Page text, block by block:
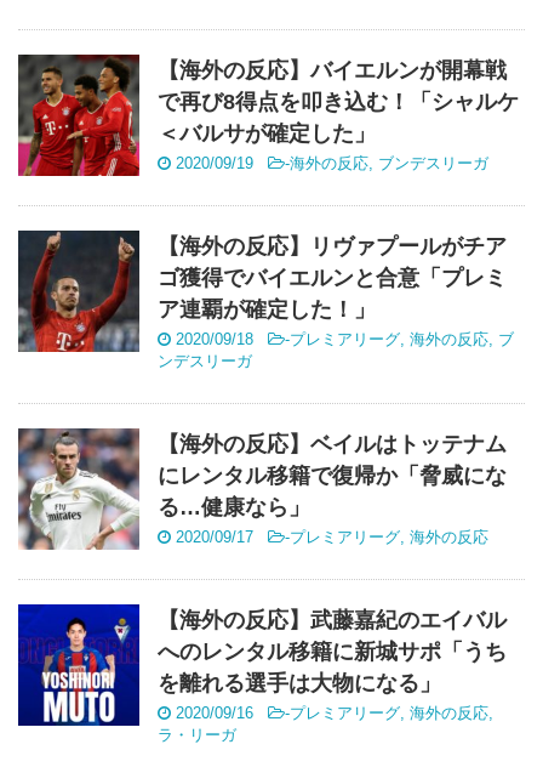
【海外の反応】バイエルンが開幕戦
で再び8得点を叩き込む！「シャルケ
＜バルサが確定した」
2020/09/19 -海外の反応, ブンデスリーガ
【海外の反応】リヴァプールがチア
ゴ獲得でバイエルンと合意「プレミ
ア連覇が確定した！」
2020/09/18 -プレミアリーグ, 海外の反応, ブ
ンデスリーガ
【海外の反応】ベイルはトッテナム
にレンタル移籍で復帰か「脅威にな
る…健康なら」
2020/09/17 -プレミアリーグ, 海外の反応
【海外の反応】武藤嘉紀のエイバル
へのレンタル移籍に新城サポ「うち
を離れる選手は大物になる」
2020/09/16 -プレミアリーグ, 海外の反応,
ラ・リーガ